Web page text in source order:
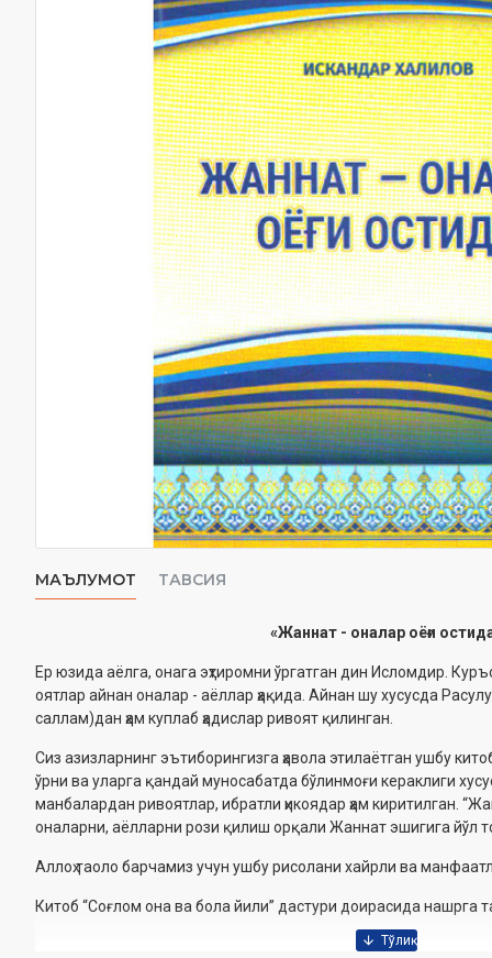
МАЪЛУМОТ ТАВСИЯ
«Жаннат - оналар оёғи
Ер юзида аёлга, онага эҳтиромни ўргатган дин Исломдир.
оятлар айнан оналар - аёллар ҳақида. Айнан шу хусусда
саллам)дан ҳам куплаб ҳадислар ривоят қилинган.
Сиз азизларнинг эътиборингизга ҳавола этилаётган ушбу
ўрни ва уларга қандай муносабатда бўлинмоғи кераклиги
манбалардан ривоятлар, ибратли ҳикоядар ҳам киритилган.
оналарни, аёлларни рози қилиш орқали Жаннат эшигига йўл
Аллоҳ таоло барчамиз учун ушбу рисолани хайрли ва
Китоб “Соғлом она ва бола йили” дастури доирасида нашрга